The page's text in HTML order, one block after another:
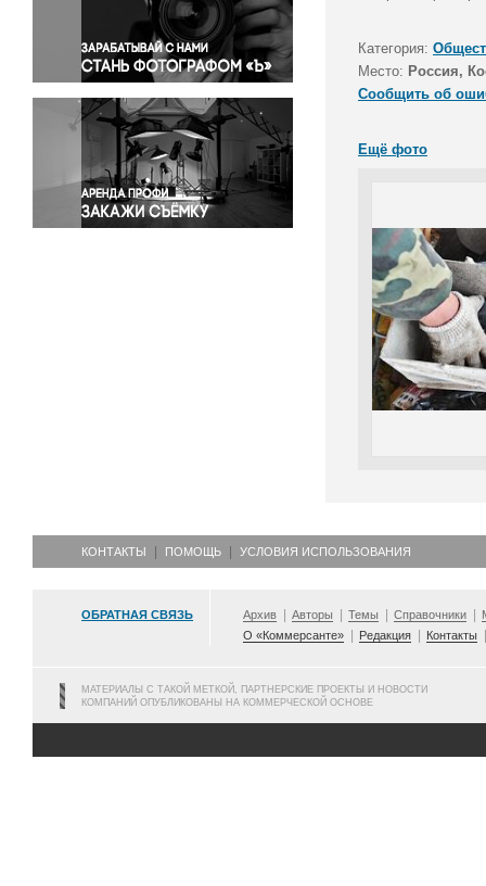
Правосудие
Происшествия и конфликты
Религия
Светская жизнь
Спорт
Экология
Экономика и бизнес
Категория:
Место: Россия,
Сообщить об
Ещё фото
КОНТАКТЫ ПОМОЩЬ УСЛОВИЯ ИСПОЛЬЗОВАНИЯ
ОБРАТНАЯ СВЯЗЬ Архив Авторы Темы Справочники
О «Коммерсанте»
Редакция Контакты
МАТЕРИАЛЫ С ТАКОЙ МЕТКОЙ, ПАРТНЕРСКИЕ ПРОЕКТЫ И НОВОСТИ
КОМПАНИЙ ОПУБЛИКОВАНЫ НА КОММЕРЧЕСКОЙ ОСНОВЕ